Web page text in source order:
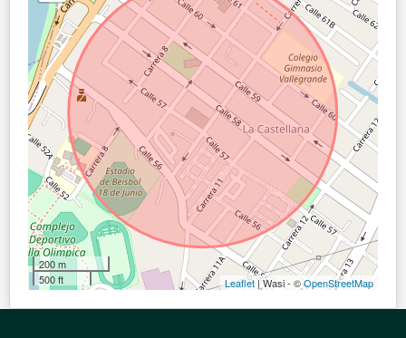
200 m
500 ft
Leaflet | Wasi - ©OpenStreetMap